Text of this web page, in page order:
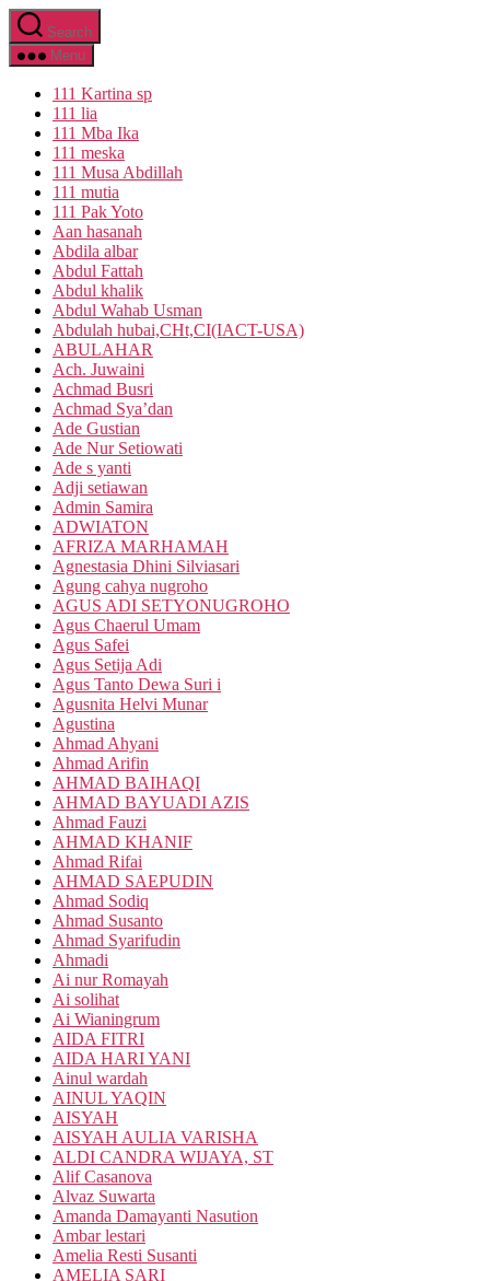
Skip
to
the
Search
Menu
111 Kartina sp
111 lia
111 Mba Ika
111 meska
111 Musa Abdillah
111 mutia
111 Pak Yoto
Aan hasanah
Abdila albar
Abdul Fattah
Abdul khalik
Abdul Wahab Usman
Abdulah hubai,CHt,CI(IACT-USA)
ABULAHAR
Ach. Juwaini
Achmad Busri
Achmad Sya’dan
Ade Gustian
Ade Nur Setiowati
Ade s yanti
Adji setiawan
Admin Samira
ADWIATON
AFRIZA MARHAMAH
Agnestasia Dhini Silviasari
Agung cahya nugroho
AGUS ADI SETYONUGROHO
Agus Chaerul Umam
Agus Safei
Agus Setija Adi
Agus Tanto Dewa Suri i
Agusnita Helvi Munar
Agustina
Ahmad Ahyani
Ahmad Arifin
AHMAD BAIHAQI
AHMAD BAYUADI AZIS
Ahmad Fauzi
AHMAD KHANIF
Ahmad Rifai
AHMAD SAEPUDIN
Ahmad Sodiq
Ahmad Susanto
Ahmad Syarifudin
Ahmadi
Ai nur Romayah
Ai solihat
Ai Wianingrum
AIDA FITRI
AIDA HARI YANI
Ainul wardah
AINUL YAQIN
AISYAH
AISYAH AULIA VARISHA
ALDI CANDRA WIJAYA, ST
Alif Casanova
Alvaz Suwarta
Amanda Damayanti Nasution
Ambar lestari
Amelia Resti Susanti
AMELIA SARI